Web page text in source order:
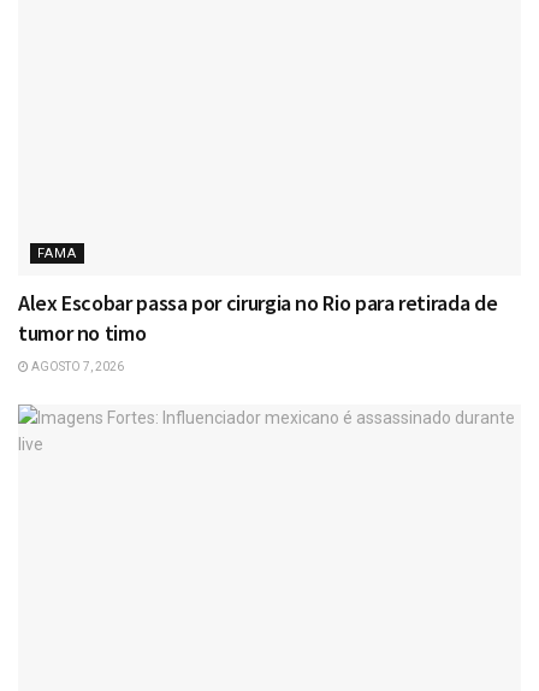
FAMA
Alex Escobar passa por cirurgia no Rio para retirada de
tumor no timo
AGOSTO 7, 2026